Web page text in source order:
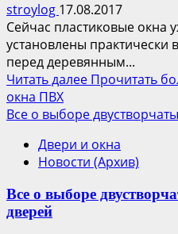
stroylog 17.08.2017
Сейчас пластиковые окна
установлены
перед деревянным...
Читать далее Прочитать
окна ПВХ
Все о выборе
Двери и окна
Новости (Архив)
Все о выборе
дверей